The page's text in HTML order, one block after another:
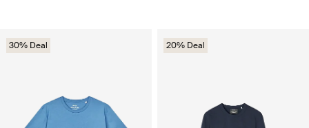
30% Deal 20% Deal